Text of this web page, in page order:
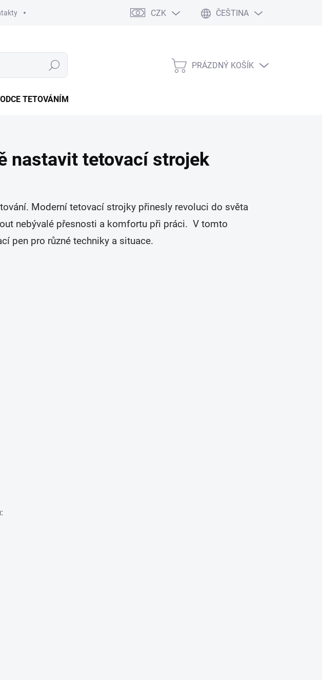
CZK ČEŠTINA
Hledat
NÁKUPNÍ
PRÁZDNÝ KOŠÍK
TETOVÁNÍM
nastavit tetovací strojek
Moderní tetovací strojky přinesly revoluci do světa
nebývalé přesnosti a komfortu při práci. V tomto
pen pro různé techniky a situace.